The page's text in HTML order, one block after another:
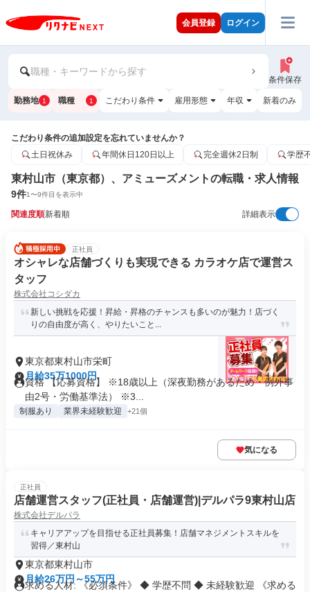
会員登録 ログイン
職種・キーワードから探す
条件保存
勤務地 1 職種 1 こだわり条件 雇用形態 年収 新着のみ
こだわり条件の追加設定を忘れていませんか？
土日祝休み
年間休日120日以上 完全週休2日制 学歴
東村山市（東京都）、アミューズメントの転職・求人情報
9件1〜9件目を表示中
関連度順新着順 詳細表示
正社員
オシャレな店舗づくりも実現できる カラオケ店で運営ス
タッフ
株式会社コシダカ
新しい挑戦を応援！昇給・昇格のチャンスも多いのが魅力！店づく
りの自由度が高く、やりたいこと...
東京都東村山市栄町
月給35万1000円
資格 【応募資格】 ※18歳以上（深夜勤務があるため・例外事
由2号・労働基準法） ※3...
制服あり 業界未経験歓迎 +21個
気になる
正社員
店舗運営スタッフ(正社員・店舗運営)|デルパラ9東村山店
株式会社デルパラ
キャリアアップを目指せる正社員募集！店舗マネジメントスキルを
習得／東村山
東京都東村山市
月給26万円～55万円
求める人材: 《必須条件》 ◆ 学歴不問 ◆ 未経験歓迎 《求める